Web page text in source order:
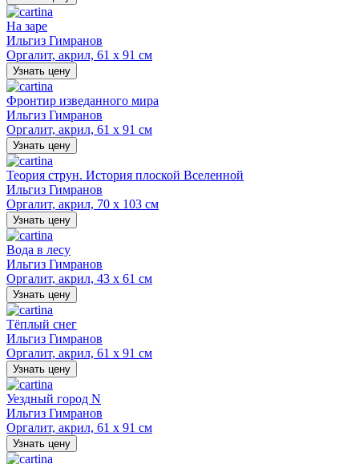
На заре
Ильгиз Гимранов
Оргалит, акрил, 61 х 91 см
Узнать цену
Фронтир изведанного мира
Ильгиз Гимранов
Оргалит, акрил, 61 х 91 см
Узнать цену
Теория струн. История плоской Вселенной
Ильгиз Гимранов
Оргалит, акрил, 70 х 103 см
Узнать цену
Вода в лесу
Ильгиз Гимранов
Оргалит, акрил, 43 х 61 см
Узнать цену
Тёплый снег
Ильгиз Гимранов
Оргалит, акрил, 61 х 91 см
Узнать цену
Уездный город N
Ильгиз Гимранов
Оргалит, акрил, 61 х 91 см
Узнать цену